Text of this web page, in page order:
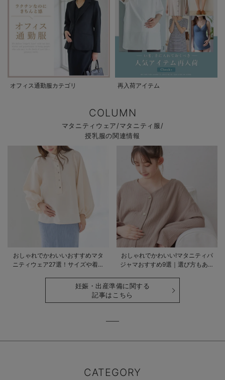
オフィス通勤服カテゴリ 再入荷アイテム
COLUMN
マタニティウェア/マタニティ服/
授乳服の関連情報
おしゃれでかわいいおすすめマタ
ニティウェア27選！サイズや着る
おしゃれでかわいい!マタニティパ
ジャマおすすめ9選｜選び方もあわ
妊娠・出産準備に関する
記事はこちら
CATEGORY